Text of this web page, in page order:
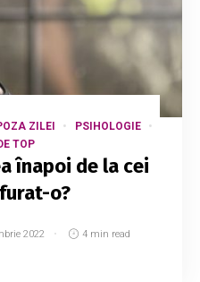
ZILEI
PSIHOLOGIE
TOP
înapoi de la cei
o?
2022 4 min read